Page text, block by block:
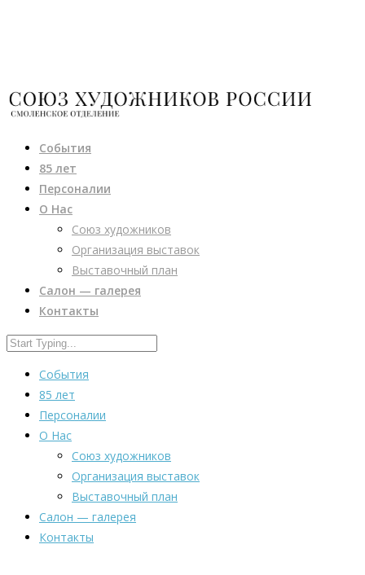
События
85 лет
Персоналии
О Нас
Союз художников
Организация выставок
Выставочный план
Салон — галерея
Контакты
События
85 лет
Персоналии
О Нас
Союз художников
Организация выставок
Выставочный план
Салон — галерея
Контакты